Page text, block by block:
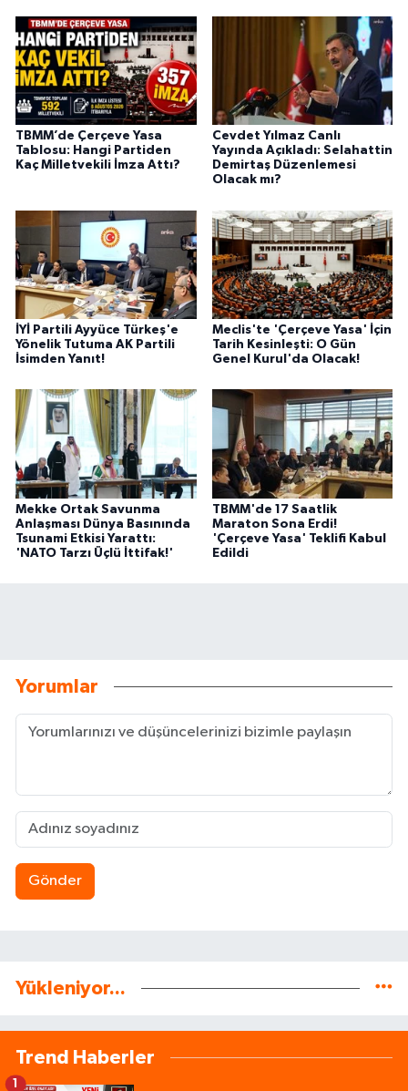
TBMM’de Çerçeve Yasa
Tablosu: Hangi Partiden
Kaç Milletvekili İmza Attı?
Cevdet Yılmaz Canlı
Yayında Açıkladı: Selahattin
Demirtaş Düzenlemesi
Olacak mı?
İYİ Partili Ayyüce Türkeş'e
Yönelik Tutuma AK Partili
İsimden Yanıt!
Meclis'te 'Çerçeve Yasa' İçin
Tarih Kesinleşti: O Gün
Genel Kurul'da Olacak!
Mekke Ortak Savunma
Anlaşması Dünya Basınında
Tsunami Etkisi Yarattı:
'NATO Tarzı Üçlü İttifak!'
TBMM'de 17 Saatlik
Maraton Sona Erdi!
'Çerçeve Yasa' Teklifi Kabul
Edildi
Yorumlar
Gönder
Yükleniyor...
Trend Haberler
1